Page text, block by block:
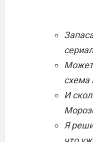
схема
И
Я